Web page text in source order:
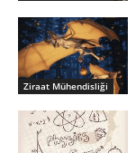
Ziraat Mühendisliği